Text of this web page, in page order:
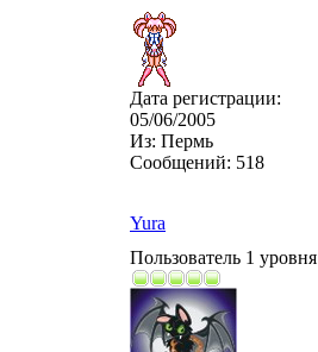
Дата регистрации:
05/06/2005
Из: Пермь
Сообщений: 518
Yura
Пользователь 1 уровня